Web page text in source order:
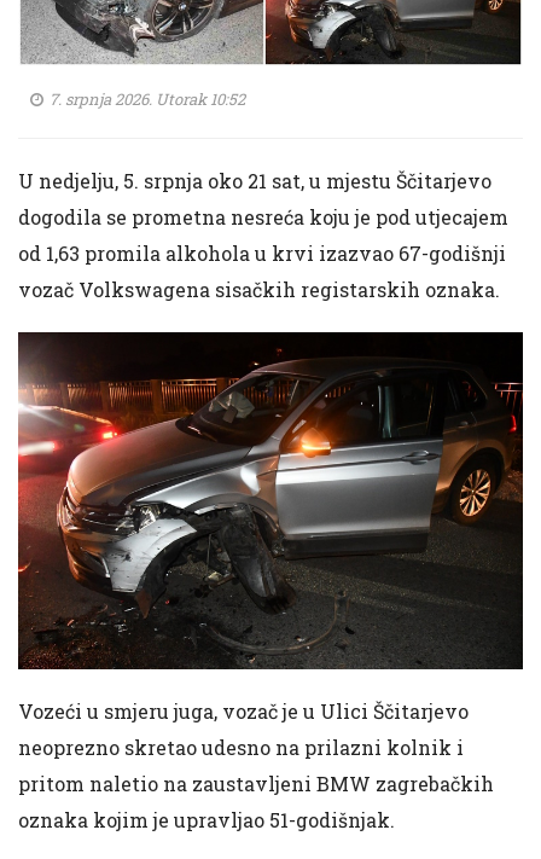
7. srpnja 2026. Utorak 10:52
U nedjelju, 5. srpnja oko 21 sat, u mjestu Ščitarjevo
dogodila se prometna nesreća koju je pod utjecajem
od 1,63 promila alkohola u krvi izazvao 67-godišnji
vozač Volkswagena sisačkih registarskih oznaka.
​Vozeći u smjeru juga, vozač je u Ulici Ščitarjevo
neoprezno skretao udesno na prilazni kolnik i
pritom naletio na zaustavljeni BMW zagrebačkih
oznaka kojim je upravljao 51-godišnjak.